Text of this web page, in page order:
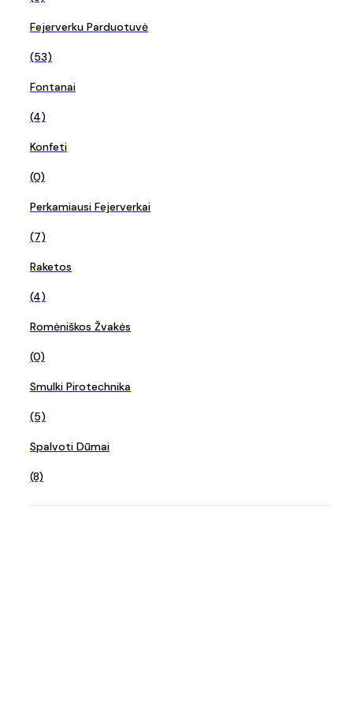
Fejerverku Parduotuvė
(53)
Fontanai
(4)
Konfeti
(0)
Perkamiausi Fejerverkai
(7)
Raketos
(4)
Romėniškos Žvakės
(0)
Smulki Pirotechnika
(5)
Spalvoti Dūmai
(8)